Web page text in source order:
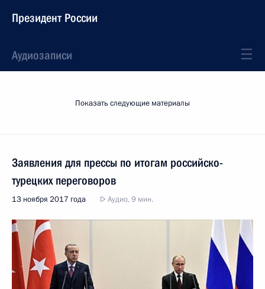
Президент России
Аудиозаписи
Показать следующие материалы
Заявления для прессы по итогам российско-
турецких переговоров
13 ноября 2017 года Аудио, 9 мин.